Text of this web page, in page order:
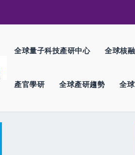
全球量子科技產研中心 全球核
產官學研 全球產研趨勢 全